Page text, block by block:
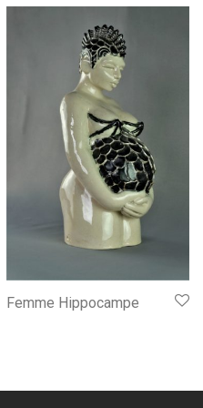
Femme Hippocampe